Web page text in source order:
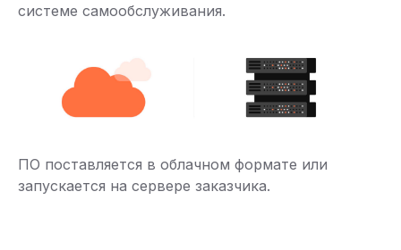
системе самообслуживания.
ПО поставляется в облачном формате или
запускается на сервере заказчика.